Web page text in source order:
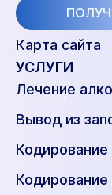
Карта сайта
УСЛУГИ
Лечение
Вывод из
Кодирование